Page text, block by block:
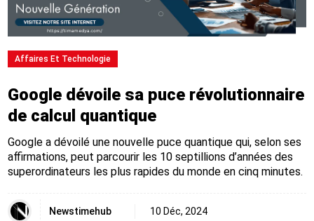
Affaires Et Technologie
Google dévoile sa puce révolutionnaire
de calcul quantique
Google a dévoilé une nouvelle puce quantique qui, selon ses
affirmations, peut parcourir les 10 septillions d’années des
superordinateurs les plus rapides du monde en cinq minutes.
Newstimehub 10 Déc, 2024